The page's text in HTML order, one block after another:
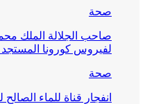
صحة
صاحب الجلالة الملك
لفيروس كورونا المستجد كوفيد –
صحة
انفجار قناة للماء